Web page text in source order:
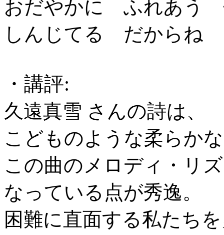
おだやかに ふれあう
しんじてる だからね
・講評:
久遠真雪 さんの詩は、
こどものような柔らか
この曲のメロディ・リ
なっている点が秀逸。
困難に直面する私たち